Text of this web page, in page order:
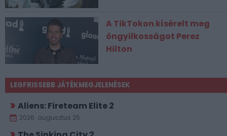
A TikTokon kísérelt meg
öngyilkosságot Perez
Hilton
LEGFRISSEBB JÁTÉKMEGJELENÉSEK
Aliens: Fireteam Elite 2
2026. augusztus 25.